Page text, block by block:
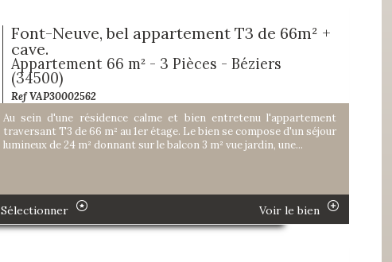
Font-Neuve, bel appartement T3 de 66m² +
cave.
Appartement 66 m² - 3 Pièces - Béziers
(34500)
Ref VAP30002562
Au sein d'une résidence calme et bien entretenu l'appartement
traversant T3 de 66 m² au 1er étage. Le bien se compose d'un séjour
lumineux de 24 m² donnant sur le balcon 3 m² vue jardin, une...
Sélectionner Voir le bien